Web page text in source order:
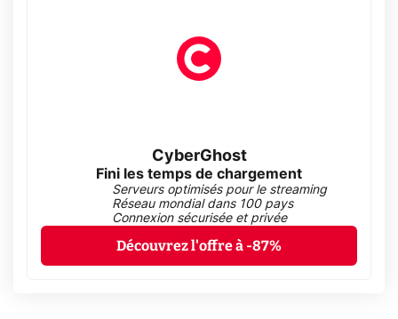
CyberGhost
Fini les temps de chargement
Serveurs optimisés pour le streaming
Réseau mondial dans 100 pays
Connexion sécurisée et privée
Découvrez l'offre à -87%